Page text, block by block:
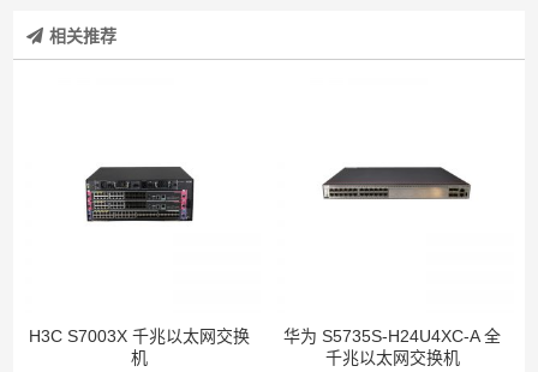
相关推荐
H3C S7003X 千兆以太网交换
机
华为 S5735S-H24U4XC-A 全
千兆以太网交换机